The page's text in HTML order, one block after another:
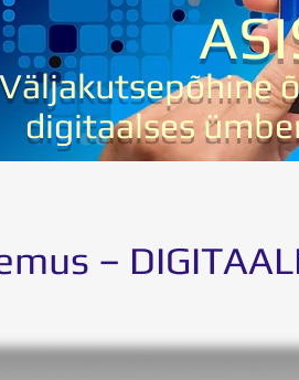
–
Väljakutsepõhine
digitaalses